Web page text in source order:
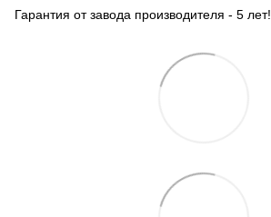
Гарантия от завода производителя - 5 лет!